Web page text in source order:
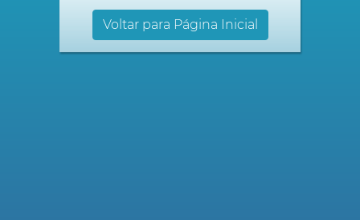
Voltar para Página Inicial